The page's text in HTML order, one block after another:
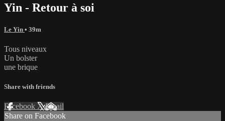
Yin - Retour à soi
Le Yin • 39m
Tous niveaux
Un bolster
une brique
Share with friends
Facebook XEmail
Share on Facebook